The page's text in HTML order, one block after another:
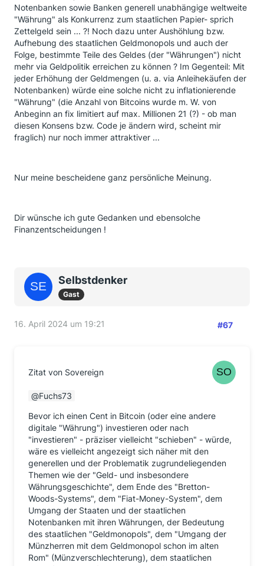
Notenbanken sowie Banken generell unabhängige weltweite
"Währung" als Konkurrenz zum staatlichen Papier- sprich
Zettelgeld sein ... ?! Noch dazu unter Aushöhlung bzw.
Aufhebung des staatlichen Geldmonopols und auch der
Folge, bestimmte Teile des Geldes (der "Währungen") nicht
mehr via Geldpolitik erreichen zu können ? Im Gegenteil: Mit
jeder Erhöhung der Geldmengen (u. a. via Anleihekäufen der
Notenbanken) würde eine solche nicht zu inflationierende
"Währung" (die Anzahl von Bitcoins wurde m. W. von
Anbeginn an fix limitiert auf max. Millionen 21 (?) - ob man
diesen Konsens bzw. Code je ändern wird, scheint mir
fraglich) nur noch immer attraktiver ...
Nur meine bescheidene ganz persönliche Meinung.
Dir wünsche ich gute Gedanken und ebensolche
Finanzentscheidungen !
Selbstdenker
Gast
16. April 2024 um 19:21 #67
Zitat von Sovereign
Fuchs73
Bevor ich einen Cent in Bitcoin (oder eine andere
digitale "Währung") investieren oder nach
"investieren" - präziser vielleicht "schieben" - würde,
wäre es vielleicht angezeigt sich näher mit den
generellen und der Problematik zugrundeliegenden
Themen wie der "Geld- und insbesondere
Währungsgeschichte", dem Ende des "Bretton-
Woods-Systems", dem "Fiat-Money-System", dem
Umgang der Staaten und der staatlichen
Notenbanken mit ihren Währungen, der Bedeutung
des staatlichen "Geldmonopols", dem "Umgang der
Münzherren mit dem Geldmonopol schon im alten
Rom" (Münzverschlechterung), dem staatlichen